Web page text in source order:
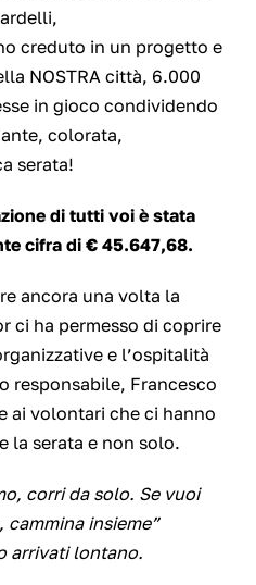
creduto in un progetto e
NOSTRA città, 6.000
in gioco condividendo
colorata,
serata!
di tutti voi è stata
cifra di € 45.647,68.
ancora una volta la
ci ha permesso di coprire
e l’ospitalità
responsabile, Francesco
ai volontari che ci hanno
la serata e non solo.
corri da solo. Se vuoi
insieme”
arrivati lontano.